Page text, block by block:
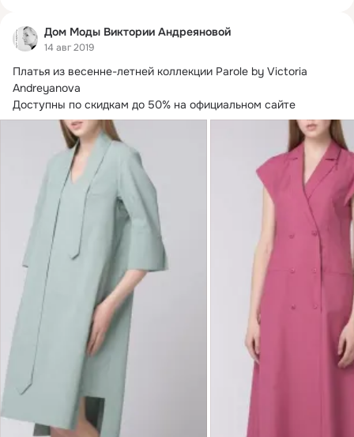
Дом Моды Виктории Андреяновой
14 авг 2019
Платья из весенне-летней коллекции Parole by Victoria
Andreyanova